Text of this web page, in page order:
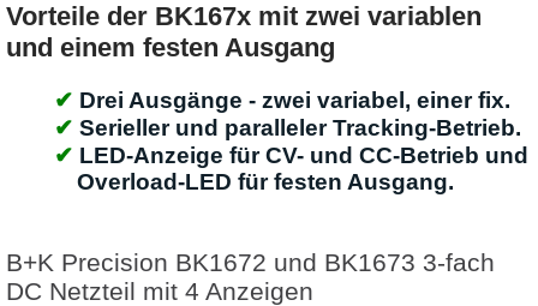
Vorteile der BK167x mit zwei variablen
und einem festen Ausgang
Drei Ausgänge - zwei variabel, einer fix.
Serieller und paralleler Tracking-Betrieb.
LED-Anzeige für CV- und CC-Betrieb und
Overload-LED für festen Ausgang.
B+K Precision BK1672 und BK1673 3-fach
DC Netzteil mit 4 Anzeigen